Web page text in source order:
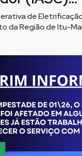
de
da Região de Itu-